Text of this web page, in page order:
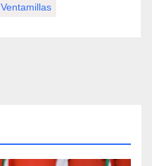
Ventamillas